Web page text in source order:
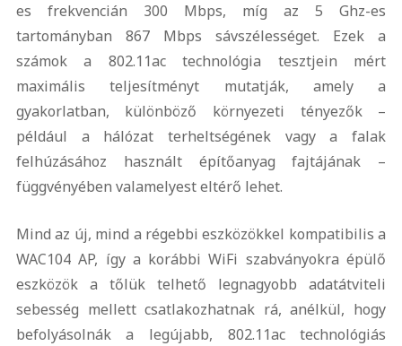
es frekvencián 300 Mbps, míg az 5 Ghz-es
tartományban 867 Mbps sávszélességet. Ezek a
számok a 802.11ac technológia tesztjein mért
maximális teljesítményt mutatják, amely a
gyakorlatban, különböző környezeti tényezők –
például a hálózat terheltségének vagy a falak
felhúzásához használt építőanyag fajtájának –
függvényében valamelyest eltérő lehet.
Mind az új, mind a régebbi eszközökkel kompatibilis a
WAC104 AP, így a korábbi WiFi szabványokra épülő
eszközök a tőlük telhető legnagyobb adatátviteli
sebesség mellett csatlakozhatnak rá, anélkül, hogy
befolyásolnák a legújabb, 802.11ac technológiás